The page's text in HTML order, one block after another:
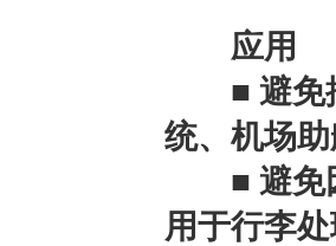
应用
■ 避免控
统、机场
■ 避免因
用于行李